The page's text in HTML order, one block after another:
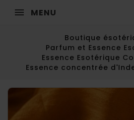
MENU
Boutique
Parfum et Essence
Essence Esotérique
Essence concentrée